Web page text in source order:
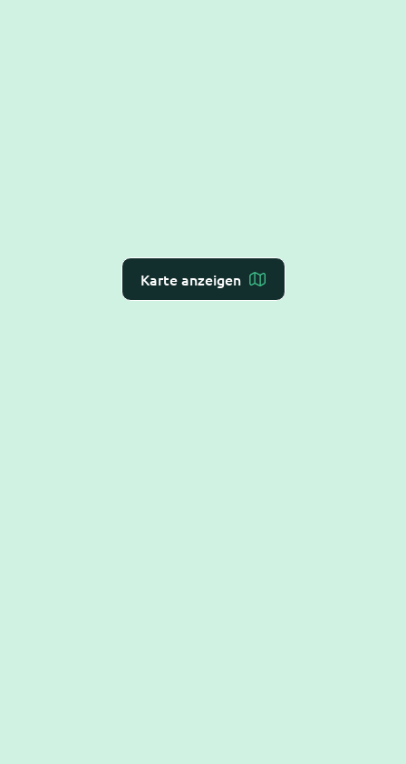
Karte anzeigen